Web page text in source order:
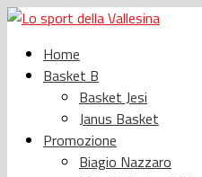
Home
Basket B
Basket Jesi
Janus Basket
Promozione
Biagio Nazzaro